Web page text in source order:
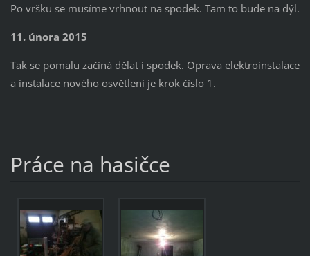
Po vršku se musíme vrhnout na spodek. Tam to bude na dýl.
11. února 2015
Tak se pomalu začíná dělat i spodek. Oprava elektroinstalace
a instalace nového osvětlení je krok číslo 1.
Práce na hasičce